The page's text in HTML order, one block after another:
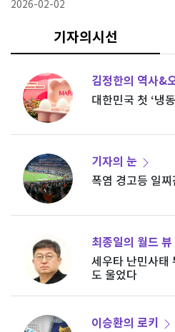
행복한가? 우리 국민들은 어떤 세
게 됐을까?GDP는 올랐는데 국격
이상 가난한 나라가 아니다. 1인
섰고, 세
2026-02-02
기자의시선
김정한의 역사&
대한민국 첫 ‘냉
기자의 눈
폭염 경고등 일
최종일의 월드 뷰
세우타 난민사태
도 울었다
이승환의 로키